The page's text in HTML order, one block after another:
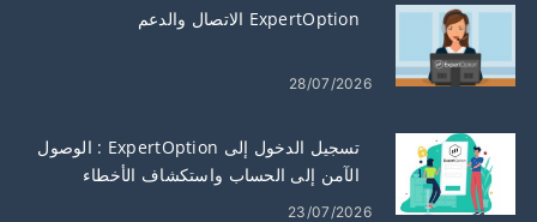
ExpertOption الاتصال والدعم
28/07/2026
تسجيل الدخول إلى ExpertOption : الوصول
الآمن إلى الحساب واستكشاف الأخطاء
وإصلاحها
23/07/2026